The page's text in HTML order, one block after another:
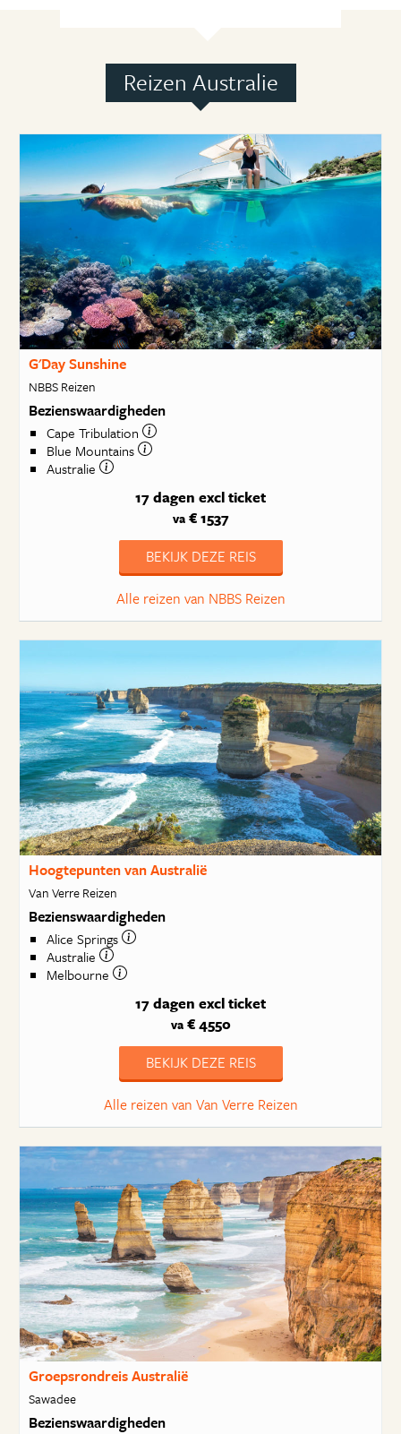
Reizen Australie
G'Day Sunshine
NBBS Reizen
Bezienswaardigheden
Cape Tribulation
Blue Mountains
Australie
17 dagen excl ticket
va€ 1537
BEKIJK DEZE REIS
Alle reizen van NBBS Reizen
Hoogtepunten van Australië
Van Verre Reizen
Bezienswaardigheden
Alice Springs
Australie
Melbourne
17 dagen excl ticket
va€ 4550
BEKIJK DEZE REIS
Alle reizen van Van Verre Reizen
Groepsrondreis Australië
Sawadee
Bezienswaardigheden